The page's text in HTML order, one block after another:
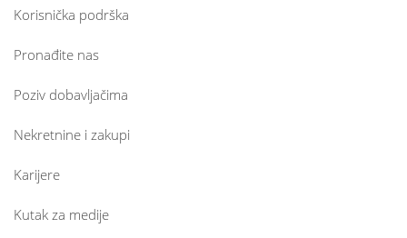
Korisnička podrška
Pronađite nas
Poziv dobavljačima
Nekretnine i zakupi
Karijere
Kutak za medije